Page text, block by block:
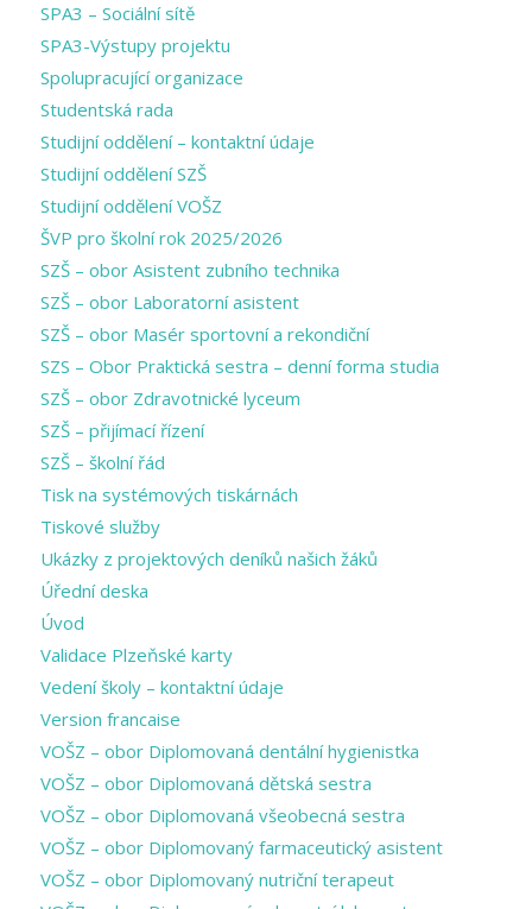
SPA3 – Sociální sítě
SPA3-Výstupy projektu
Spolupracující organizace
Studentská rada
Studijní oddělení – kontaktní údaje
Studijní oddělení SZŠ
Studijní oddělení VOŠZ
ŠVP pro školní rok 2025/2026
SZŠ – obor Asistent zubního technika
SZŠ – obor Laboratorní asistent
SZŠ – obor Masér sportovní a rekondiční
SZS – Obor Praktická sestra – denní forma studia
SZŠ – obor Zdravotnické lyceum
SZŠ – přijímací řízení
SZŠ – školní řád
Tisk na systémových tiskárnách
Tiskové služby
Ukázky z projektových deníků našich žáků
Úřední deska
Úvod
Validace Plzeňské karty
Vedení školy – kontaktní údaje
Version francaise
VOŠZ – obor Diplomovaná dentální hygienistka
VOŠZ – obor Diplomovaná dětská sestra
VOŠZ – obor Diplomovaná všeobecná sestra
VOŠZ – obor Diplomovaný farmaceutický asistent
VOŠZ – obor Diplomovaný nutriční terapeut